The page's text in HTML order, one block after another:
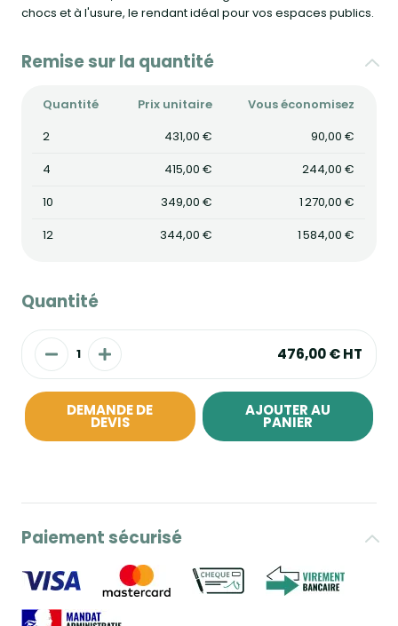
chocs et à l'usure, le rendant idéal pour vos espaces publics.
Remise sur la quantité
Quantité Prix unitaire
Vous économisez
2
431,00 €
90,00 €
4
415,00 €
244,00 €
10
349,00 €
1 270,00 €
12
344,00 € 1 584,00 €
Quantité
476,00 €HT
DEMANDE DE
DEVIS
AJOUTER AU
PANIER
Paiement sécurisé